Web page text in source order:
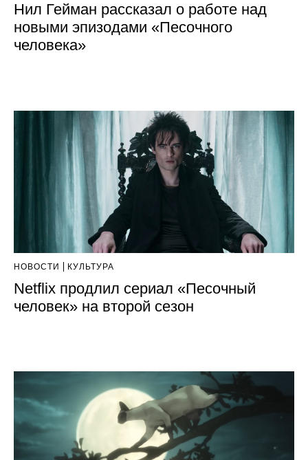
Нил Гейман рассказал о работе над
новыми эпизодами «Песочного
человека»
НОВОСТИ КУЛЬТУРА
Netflix продлил сериал «Песочный
человек» на второй сезон